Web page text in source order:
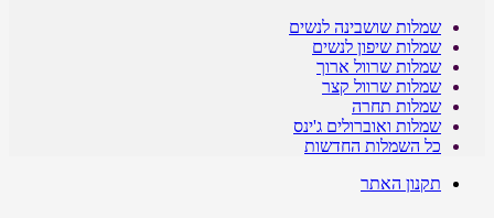
שמלות שושבינה לנשים
שמלות שיפון לנשים
שמלות שרוול ארוך
שמלות שרוול קצר
שמלות תחרה
שמלות ואוברולים ג'ינס
כל השמלות החדשות
תקנון האתר